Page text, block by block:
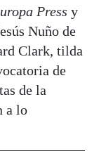
Press y
Nuño de
Clark, tilda
de
de la
a lo